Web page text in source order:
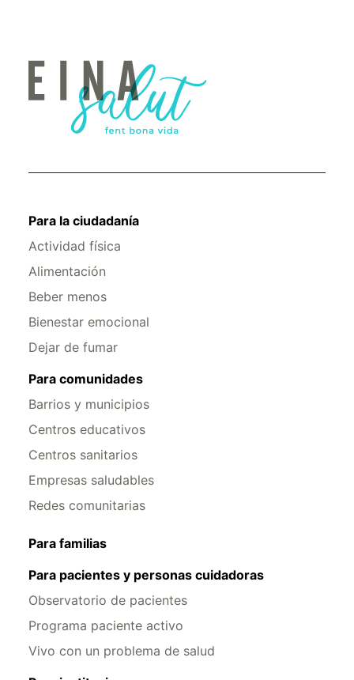
Para la ciudadanía
Actividad física
Alimentación
Beber menos
Bienestar emocional
Dejar de fumar
Para comunidades
Barrios y municipios
Centros educativos
Centros sanitarios
Empresas saludables
Redes comunitarias
Para familias
Para pacientes y personas cuidadoras
Observatorio de pacientes
Programa paciente activo
Vivo con un problema de salud